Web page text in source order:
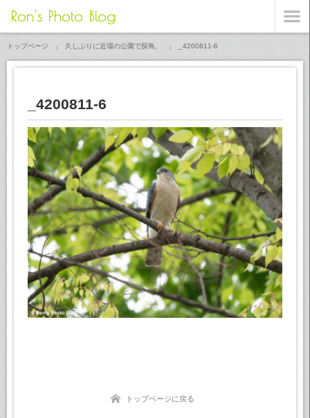
Ron's Photo Blog
トップページ 久しぶりに近場の公園で探鳥。 _4200811-6
_4200811-6
トップページに戻る